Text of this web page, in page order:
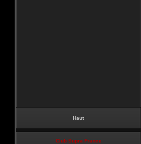
Haut
Club Supra France